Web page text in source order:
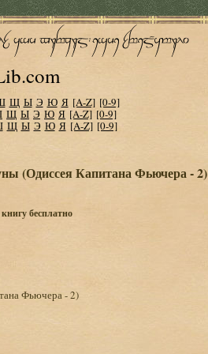
Щ Ы Э Ю Я [A-Z] [0-9]
Щ Ы Э Ю Я [A-Z] [0-9]
Щ Ы Э Ю Я [A-Z] [0-9]
(Одиссея Капитана Фьючера - 2)
бесплатно
Фьючера - 2)